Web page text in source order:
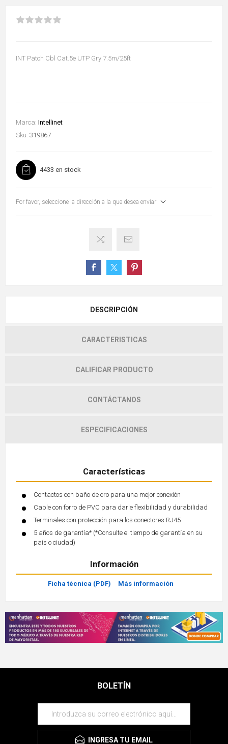
INT Patch Cbl Cat.5e UTP Gry 7.5m/25ft
Marca: Intellinet
Sku: 319867
4433 en stock
Por favor, seleccione la dirección a la que desea enviar
DESCRIPCIÓN
CARACTERISTICAS
CALIFICAR PRODUCTO
CONTÁCTANOS
ESPECIFICACIONES
Características
Contactos con baño de oro para una mejor conexión
Cable con forro de PVC para darle flexibilidad y durabilidad
Terminales con protección para los conectores RJ45
5 años de garantía* (*Consulte el tiempo de garantía en su
país o ciudad)
Información
Ficha técnica (PDF) Más información
BOLETÍN
INGRESA TU EMAIL